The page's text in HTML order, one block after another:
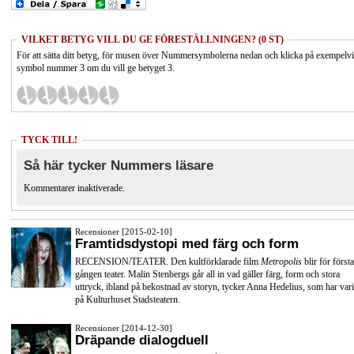
VILKET BETYG VILL DU GE FÖRESTÄLLNINGEN? (0 ST)
För att sätta ditt betyg, för musen över Nummersymbolerna nedan och klicka på
symbol nummer 3 om du vill ge betyget 3.
TYCK TILL!
Så här tycker Nummers läsare
Kommentarer inaktiverade.
Recensioner [2015-02-10]
Framtidsdystopi med färg och form
RECENSION/TEATER. Den kultförklarade film Metropolis blir för första
gången teater. Malin Stenbergs går all in vad gäller färg, form och stora
uttryck, ibland på bekostnad av storyn, tycker Anna Hedelius, som har
på Kulturhuset Stadsteatern.
Recensioner [2014-12-30]
Dräpande dialogduell